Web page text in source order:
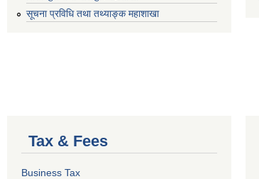
सूचना प्रविधि तथा तथ्याङ्क महाशाखा
Tax & Fees
Business Tax